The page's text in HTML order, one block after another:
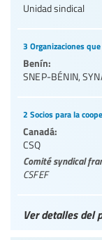
Unidad sindical
3 Organizaciones
Benín:
SNEP-BÉNIN,
2 Socios para la
Canadá:
CSQ
Comité syndical
CSFEF
Ver detalles del